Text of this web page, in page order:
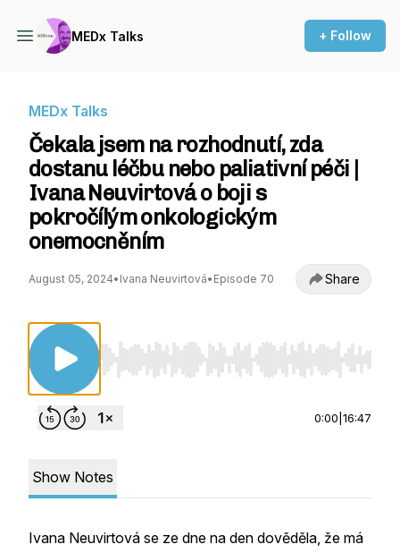
MEDx Talks + Follow
MEDx Talks
Čekala jsem na rozhodnutí, zda
dostanu léčbu nebo paliativní péči |
Ivana Neuvirtová o boji s
pokročílým onkologickým
onemocněním
August 05, 2024• Ivana Neuvirtová• Episode 70 Share
Use Left/Right to seek, Home/End to jump
0:00 16:47
Show Notes
Ivana Neuvirtová se ze dne na den dověděla, že má